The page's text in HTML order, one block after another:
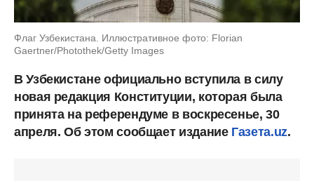
Флаг Узбекистана. Иллюстративное фото: Florian
Gaertner/Photothek/Getty Images
В Узбекистане официально вступила в силу
новая редакция Конституции, которая была
принята на референдуме в воскресенье, 30
апреля. Об этом сообщает издание Газета.uz.